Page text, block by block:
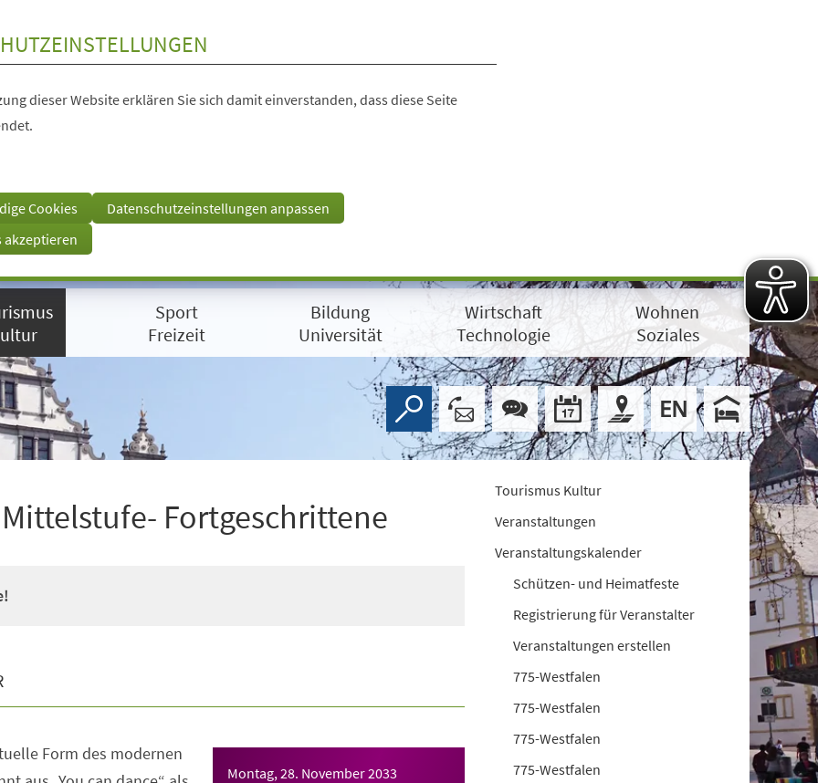
dieser Website erklären Sie sich damit einverstanden, dass diese Seite
Cookies
Datenschutzeinstellungen anpassen
akzeptieren
Sport
Freizeit
Bildung
Universität
Wirtschaft
Technologie
Wohnen
Soziales
Fortgeschrittene
Montag, 28. November 2033
Form des modernen
Tourismus Kultur
Veranstaltungen
Veranstaltungskalender
Schützen- und Heimatfeste
Registrierung für Veranstalter
Veranstaltungen erstellen
775-Westfalen
775-Westfalen
775-Westfalen
775-Westfalen